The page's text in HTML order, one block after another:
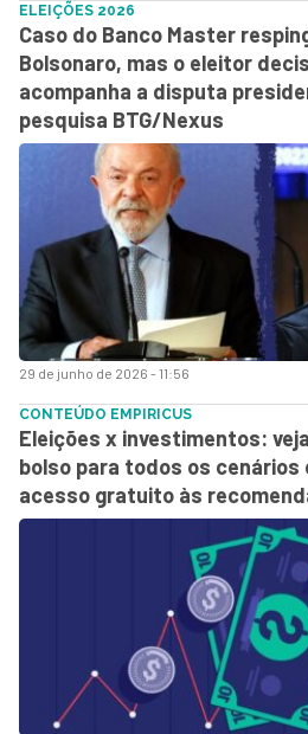
29 de junho de 2026 - 11:56
ELEIÇÕES 2026
Caso do Banco Master
Bolsonaro, mas o eleitor
acompanha a disputa
pesquisa BTG/Nexus
CONTEÚDO EMPIRICUS
Eleições x investimentos:
bolso para todos os
acesso gratuito às